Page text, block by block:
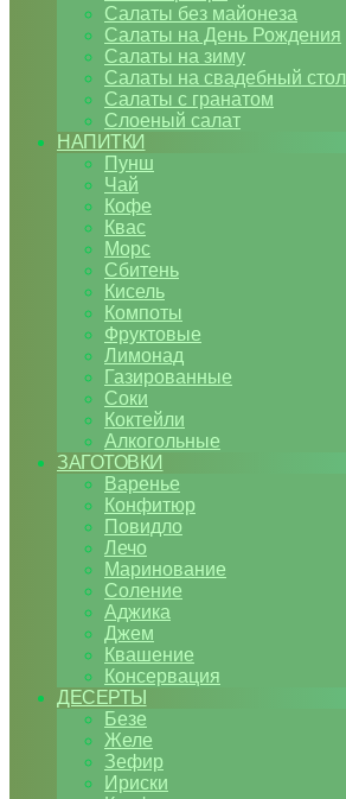
Салаты без майонеза
Салаты на День Рождения
Салаты на зиму
Салаты на свадебный стол
Салаты с гранатом
Слоеный салат
НАПИТКИ
Пунш
Чай
Кофе
Квас
Морс
Сбитень
Кисель
Компоты
Фруктовые
Лимонад
Газированные
Соки
Коктейли
Алкогольные
ЗАГОТОВКИ
Варенье
Конфитюр
Повидло
Лечо
Маринование
Соление
Аджика
Джем
Квашение
Консервация
ДЕСЕРТЫ
Безе
Желе
Зефир
Ириски